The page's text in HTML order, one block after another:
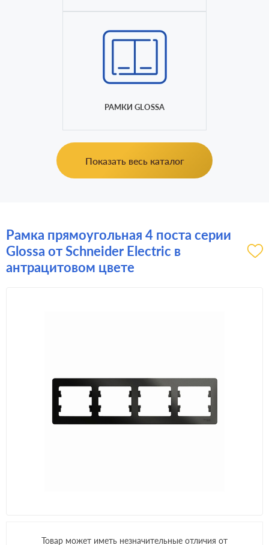
РАМКИ GLOSSA
Показать весь каталог
Рамка прямоугольная 4 поста серии
Glossa от Schneider Electric в
антрацитовом цвете
Товар может иметь незначительные отличия от